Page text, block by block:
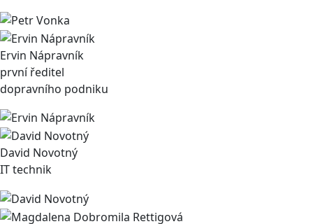
Ervin Nápravník
první ředitel
dopravního podniku
David Novotný
IT technik